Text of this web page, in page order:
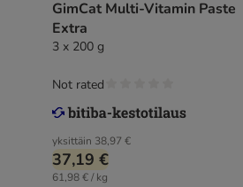
GimCat Multi-Vitamin Paste
Extra
3 x 200 g
yksittäin 38,97 €
37,19 €
61,98 € / kg
Not rated